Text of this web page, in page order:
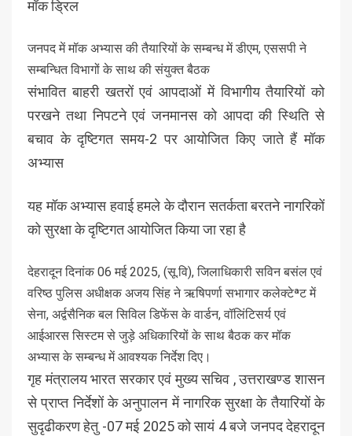
मॉक ड्रिल
जनपद में मॉक अभ्यास की तैयारियों के सम्बन्ध में डीएम, एससपी ने
सम्बन्धित विभागों के साथ की संयुक्त बैठक
संभावित बाहरी खतरों एवं आपदाओं में विभागीय तैयारियों को
परखने तथा निपटने एवं जनमानस को आपदा की स्थिति से
बचाव के दृष्टिगत समय-2 पर आयोजित किए जाते हैं मॉक
अभ्यास
यह मॉक अभ्यास हवाई हमले के दौरान सतर्कता बरतने नागरिकों
को सुरक्षा के दृष्टिगत आयोजित किया जा रहा है
देहरादून दिनांक 06 मई 2025, (सू.वि), जिलाधिकारी सविन बसंल एवं
वरिष्ठ पुलिस अधीक्षक अजय सिंह ने ऋषिपर्णा सभागार कलेक्टेªट में
सेना, अर्द्वसैनिक बल सिविल डिफेंस के वार्डन, वॉलिंटिसर्य एवं
आईआरस सिस्टम से जुड़े अधिकारियों के साथ बैठक कर मॉक
अभ्यास के सम्बन्ध में आवश्यक निर्देश दिए।
गृह मंत्रालय भारत सरकार एवं मुख्य सचिव , उत्तराखण्ड शासन
से प्राप्त निर्देशों के अनुपालन में नागरिक सुरक्षा के तैयारियों के
सुदृढीकरण हेतु -07 मई 2025 को सायं 4 बजे जनपद देहरादून